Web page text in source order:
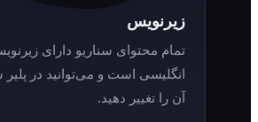
تمام محتوای سناریو دارای زیرنویس فارسی و
انگلیسی است و می‌توانید در پلیر سایت و اپ
آن را تغییر دهید.